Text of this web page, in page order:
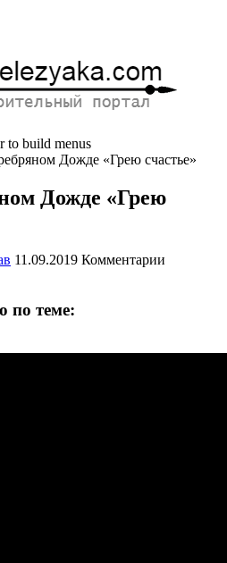
to build menus
Дожде «Грею счастье»
Дожде «Грею
11.09.2019 Комментарии
«Грею
по теме: